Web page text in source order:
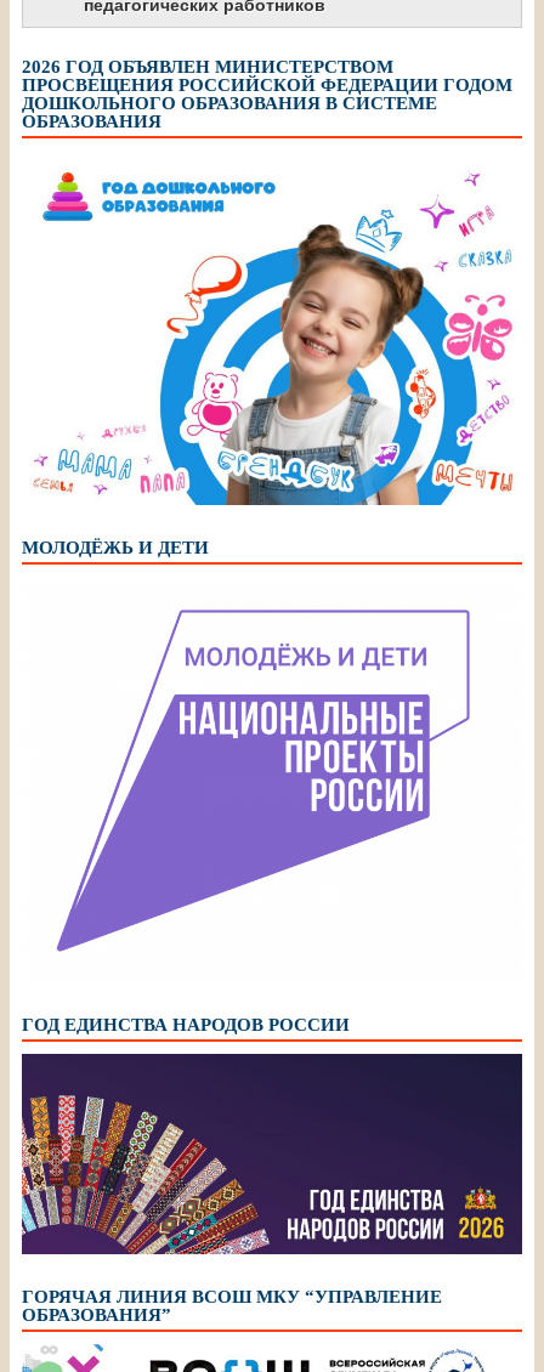
педагогических работников
2026 ГОД ОБЪЯВЛЕН МИНИСТЕРСТВОМ
ПРОСВЕЩЕНИЯ РОССИЙСКОЙ ФЕДЕРАЦИИ ГОДОМ
ДОШКОЛЬНОГО ОБРАЗОВАНИЯ В СИСТЕМЕ
ОБРАЗОВАНИЯ
МОЛОДЁЖЬ И ДЕТИ
ГОД ЕДИНСТВА НАРОДОВ РОССИИ
ГОРЯЧАЯ ЛИНИЯ ВСОШ МКУ “УПРАВЛЕНИЕ
ОБРАЗОВАНИЯ”